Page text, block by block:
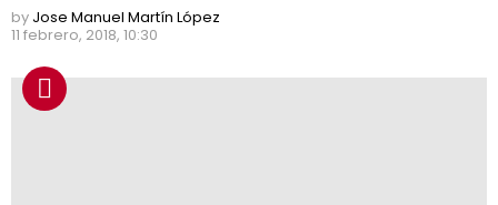
by Jose Manuel Martín López
11 febrero, 2018, 10:30